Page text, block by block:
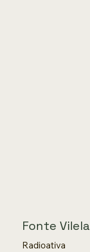
Fonte Vilela
Radioativa